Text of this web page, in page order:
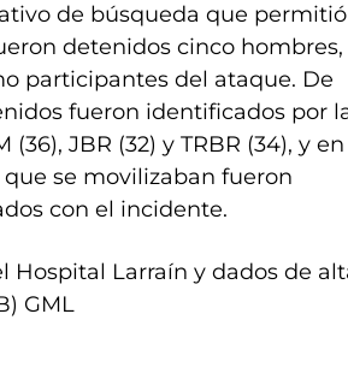
de búsqueda que permitió
detenidos cinco hombres,
participantes del ataque. De
fueron identificados por
JBR (32) y TRBR (34), y en
se movilizaban fueron
con el incidente.
Hospital Larraín y dados de
GML